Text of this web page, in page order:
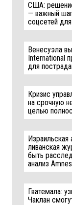
США:
— важный
соцсетей
Венесуэла
International
для
Кризис
на срочную
целью
Израильская
ливанская
быть
анализ
Гватемала:
Чаклан